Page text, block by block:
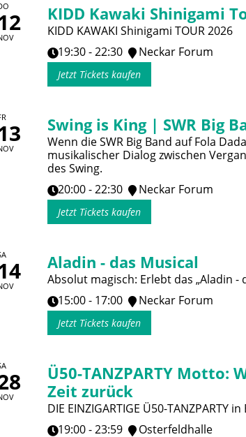
KIDD Kawaki Shinigami
KIDD KAWAKI Shinigami TOUR 2026
19:30 - 22:30
Neckar Forum
Jetzt Tickets kaufen
Swing is King | SWR Big
Wenn die SWR Big Band auf Fola
musikalischer Dialog zwischen
des Swing.
20:00 - 22:30
Neckar Forum
Jetzt Tickets kaufen
Aladin - das Musical
Absolut magisch: Erlebt das „Aladin -
15:00 - 17:00
Neckar Forum
Jetzt Tickets kaufen
Ü50-TANZPARTY Motto:
Zeit zurück
DIE EINZIGARTIGE Ü50-TANZPARTY
19:00 - 23:59
Osterfeldhalle